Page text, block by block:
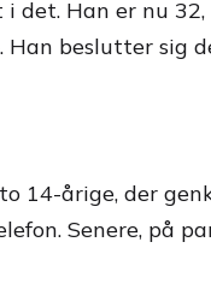
i det. Han er nu
beslutter sig
14-årige, der
Senere, på